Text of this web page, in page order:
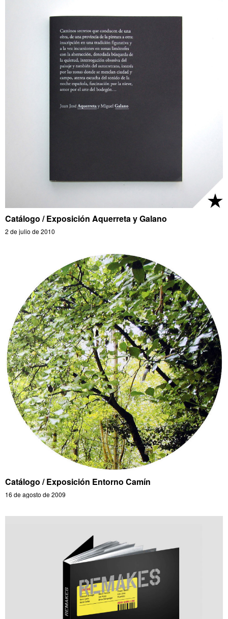
Catálogo / Exposición Aquerreta y Galano
2 de julio de 2010
Catálogo / Exposición Entorno Camín
16 de agosto de 2009